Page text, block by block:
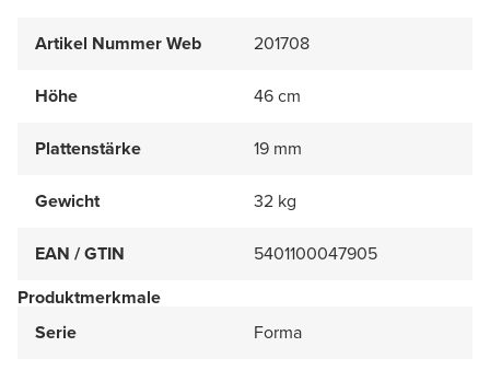
Artikel Nummer Web 201708
Höhe 46 cm
Plattenstärke 19 mm
Gewicht 32 kg
EAN / GTIN
5401100047905
Produktmerkmale
Serie
Forma